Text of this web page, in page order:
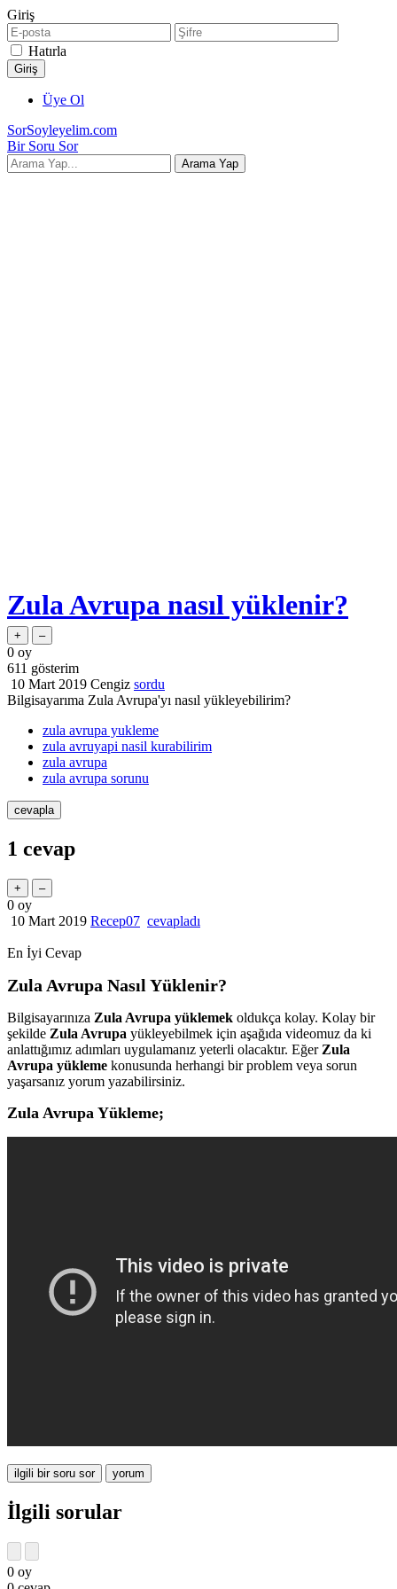
Giriş
Hatırla
Üye Ol
SorSoyleyelim.com
Bir Soru Sor
Zula Avrupa nasıl yüklenir?
0 oy
611 gösterim
10 Mart 2019 Cengiz sordu
Bilgisayarıma Zula Avrupa'yı nasıl yükleyebilirim?
zula avrupa yukleme
zula avruyapi nasil kurabilirim
zula avrupa
zula avrupa sorunu
1 cevap
0 oy
10 Mart 2019 Recep07 cevapladı
En İyi Cevap
Zula Avrupa Nasıl Yüklenir?
Bilgisayarınıza Zula Avrupa yüklemek oldukça kolay. Kolay bir
şekilde Zula Avrupa yükleyebilmek için aşağıda videomuz da ki
anlattığımız adımları uygulamanız yeterli olacaktır. Eğer Zula
Avrupa yükleme konusunda herhangi bir problem veya sorun
yaşarsanız yorum yazabilirsiniz.
Zula Avrupa Yükleme;
İlgili sorular
0 oy